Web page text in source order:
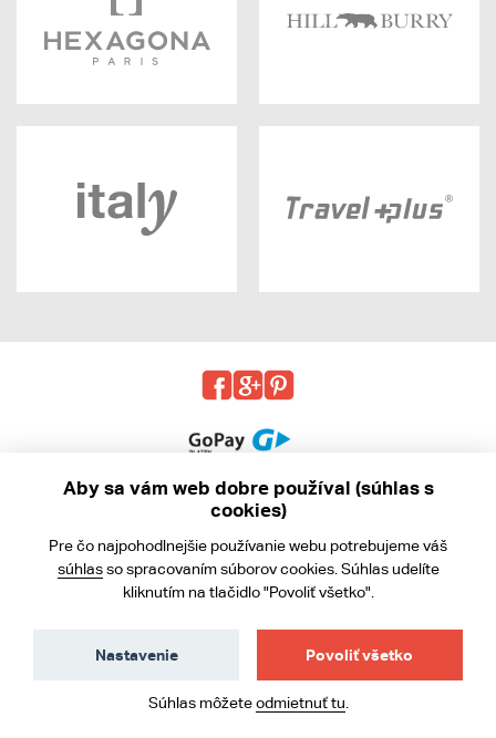
Obchodné podmienky
Ochrana osobných údajov
Aby sa vám web dobre používal (súhlas s
cookies)
Pre čo najpohodlnejšie používanie webu potrebujeme váš
súhlasso spracovaním súborov cookies. Súhlas udelíte
kliknutím na tlačidlo "Povoliť všetko".
Povoliť všetko
Nastavenie
Súhlas môžeteodmietnuť tu